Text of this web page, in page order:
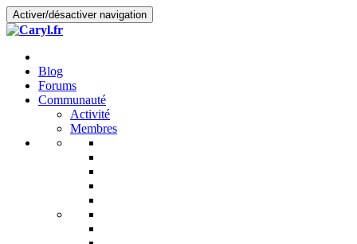
Activer/désactiver navigation
Blog
Forums
Communauté
Activité
Membres